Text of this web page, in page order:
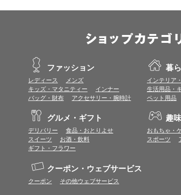
ファッション
レディース
メンズ
キッズ・マタニティー
インナー
バッグ・財布
アクセサリー・腕時計
暮
インテリア
生活用品・
ペット用品
グルメ・ギフト
デリバリー
食品・おとりよせ
スイーツ
お酒・飲料
ギフト・フラワー
趣
おもちゃ・
スポーツ
クーポン・ウェブサービス
クーポン その他ウェブサービス